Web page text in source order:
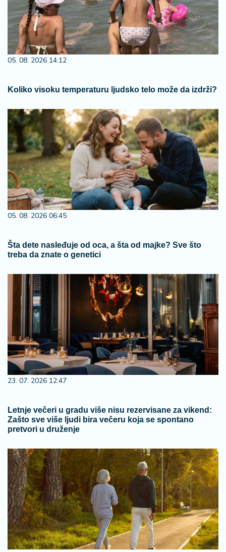
05. 08. 2026 14:12
Koliko visoku temperaturu ljudsko telo može da izdrži?
05. 08. 2026 06:45
Šta dete nasleđuje od oca, a šta od majke? Sve što
treba da znate o genetici
23. 07. 2026 12:47
Letnje večeri u gradu više nisu rezervisane za vikend:
Zašto sve više ljudi bira večeru koja se spontano
pretvori u druženje